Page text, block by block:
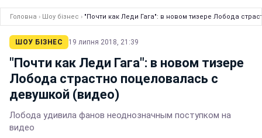
Головна › Шоу бізнес › "Почти как Леди Гага": в новом тизере Лобода
ШОУ БІЗНЕС 19 липня 2018, 21:39
"Почти как Леди Гага": в новом тизере
Лобода страстно поцеловалась с
девушкой (видео)
Лобода удивила фанов неоднозначным поступком на
видео